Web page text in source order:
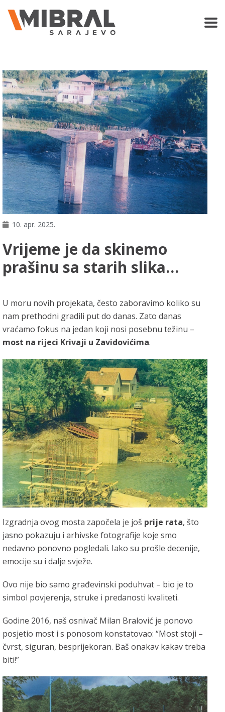
10. apr. 2025.
Vrijeme je da skinemo
prašinu sa starih slika…
U moru novih projekata, često zaboravimo koliko su
nam prethodni gradili put do danas. Zato danas
vraćamo fokus na jedan koji nosi posebnu težinu –
most na rijeci Krivaji u Zavidovićima.
Izgradnja ovog mosta započela je još prije rata, što
jasno pokazuju i arhivske fotografije koje smo
nedavno ponovno pogledali. Iako su prošle decenije,
emocije su i dalje svježe.
Ovo nije bio samo građevinski poduhvat – bio je to
simbol povjerenja, struke i predanosti kvaliteti.
Godine 2016, naš osnivač Milan Bralović je ponovo
posjetio most i s ponosom konstatovao: “Most stoji –
čvrst, siguran, besprijekoran. Baš onakav kakav treba
biti!”